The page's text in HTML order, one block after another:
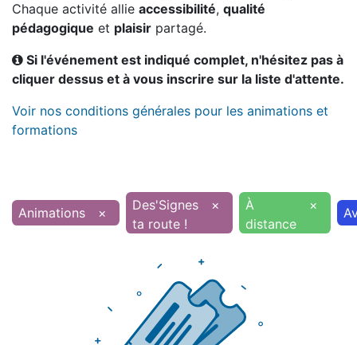
Chaque activité allie accessibilité, qualité
pédagogique et plaisir partagé.
Si l'événement est indiqué complet, n'hésitez pas à
cliquer dessus et à vous inscrire sur la liste d'attente.
Voir nos conditions générales pour les animations et
formations
Animations ×
Des'Signes
ta route !
×
À
distance
×